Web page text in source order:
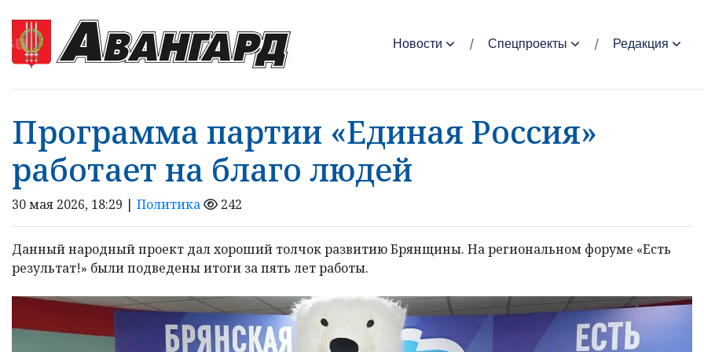
Новости Спецпроекты Редакция
Программа партии «Единая Россия»
работает на благо людей
30 мая 2026, 18:29 | Политика 242
Данный народный проект дал хороший толчок развитию Брянщины. На региональном форуме «Есть
результат!» были подведены итоги за пять лет работы.